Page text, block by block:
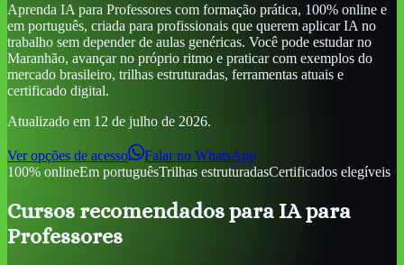
Aprenda IA para Professores com formação prática, 100% online e
em português, criada para profissionais que querem aplicar IA no
trabalho sem depender de aulas genéricas. Você pode estudarno
Maranhão, avançar no próprio ritmo e praticar com exemplos do
mercado brasileiro, trilhas estruturadas, ferramentas atuais e
certificado digital.
Atualizado em 12 de julho de 2026.
Ver opções de acesso
Falar no WhatsApp
100% onlineEm portuguêsTrilhas estruturadasCertificados elegíveis
Cursos recomendados para IA para
Professores